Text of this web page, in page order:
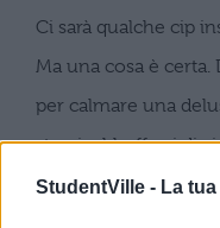
StudentVille - La
Ci sarà qualche cip
Ma una cosa è
per calmare una
stessi: abbuffarsi di
e buttarsi a capofitto